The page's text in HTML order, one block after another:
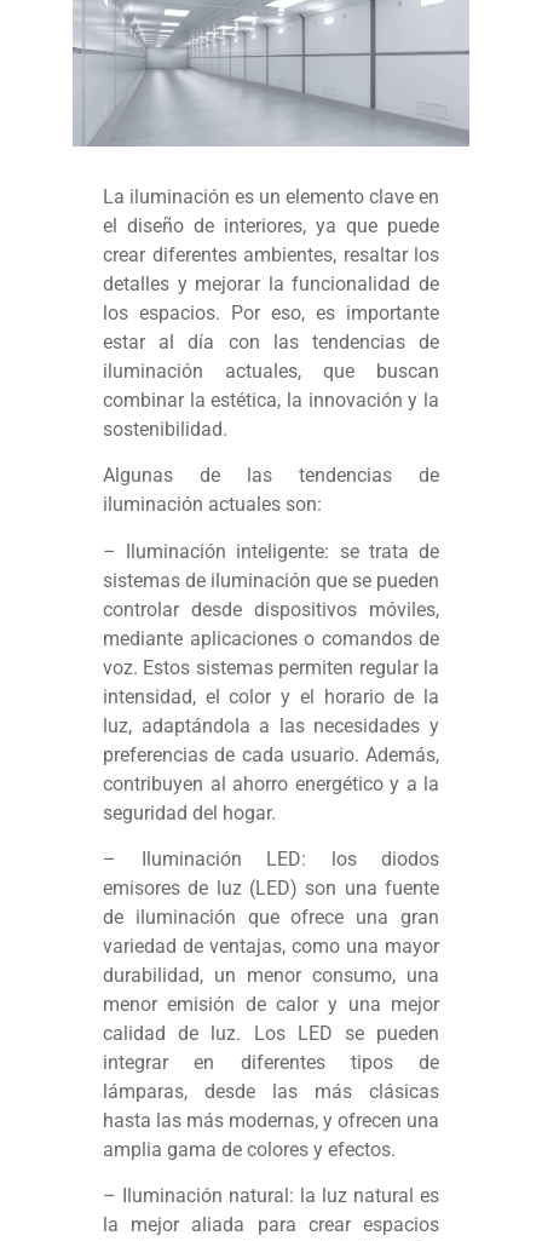
La iluminación es un elemento clave en
el diseño de interiores, ya que puede
crear diferentes ambientes, resaltar los
detalles y mejorar la funcionalidad de
los espacios. Por eso, es importante
estar al día con las tendencias de
iluminación actuales, que buscan
combinar la estética, la innovación y la
sostenibilidad.
Algunas de las tendencias de
iluminación actuales son:
– Iluminación inteligente: se trata de
sistemas de iluminación que se pueden
controlar desde dispositivos móviles,
mediante aplicaciones o comandos de
voz. Estos sistemas permiten regular la
intensidad, el color y el horario de la
luz, adaptándola a las necesidades y
preferencias de cada usuario. Además,
contribuyen al ahorro energético y a la
seguridad del hogar.
– Iluminación LED: los diodos
emisores de luz (LED) son una fuente
de iluminación que ofrece una gran
variedad de ventajas, como una mayor
durabilidad, un menor consumo, una
menor emisión de calor y una mejor
calidad de luz. Los LED se pueden
integrar en diferentes tipos de
lámparas, desde las más clásicas
hasta las más modernas, y ofrecen una
amplia gama de colores y efectos.
– Iluminación natural: la luz natural es
la mejor aliada para crear espacios